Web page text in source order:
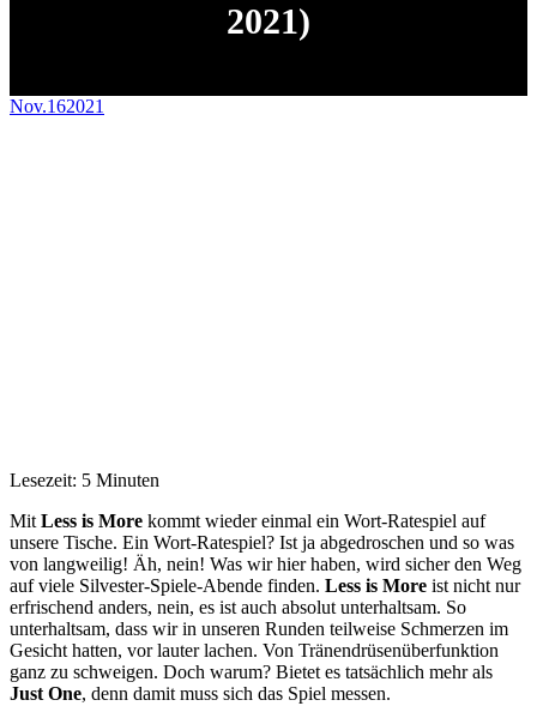
2021)
Nov.162021
Lesezeit: 5 Minuten
Mit Less is More kommt wieder einmal ein Wort-Ratespiel auf
unsere Tische. Ein Wort-Ratespiel? Ist ja abgedroschen und so was
von langweilig! Äh, nein! Was wir hier haben, wird sicher den Weg
auf viele Silvester-Spiele-Abende finden. Less is More ist nicht nur
erfrischend anders, nein, es ist auch absolut unterhaltsam. So
unterhaltsam, dass wir in unseren Runden teilweise Schmerzen im
Gesicht hatten, vor lauter lachen. Von Tränendrüsenüberfunktion
ganz zu schweigen. Doch warum? Bietet es tatsächlich mehr als
Just One, denn damit muss sich das Spiel messen.